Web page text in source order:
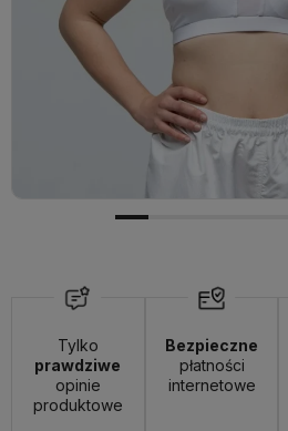
Tylko
prawdziwe
opinie
produktowe
Bezpieczne
płatności
internetowe